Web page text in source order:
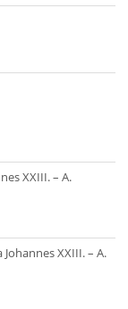
XXIII. – A.
XXIII. – A.